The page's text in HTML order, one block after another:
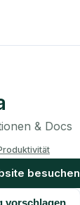
& Docs
besuchen
vorschlagen